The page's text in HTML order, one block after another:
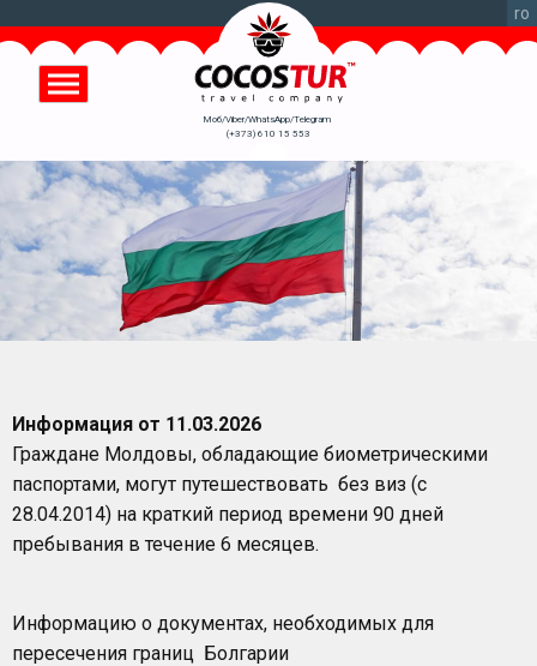
к
основному
содержанию
ro
Моб/Viber/WhatsApp/Telegram
(+373) 610 15 553
Информация от 11.03.2026
Граждане Молдовы, обладающие биометрическими
паспортами, могут путешествовать без виз (с
28.04.2014) на краткий период времени 90 дней
пребывания в течение 6 месяцев.
Информацию о документах, необходимых для
пересечения границ Болгарии